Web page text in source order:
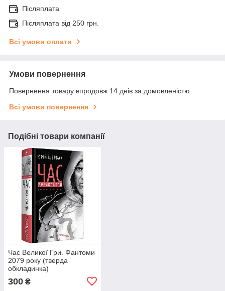
Післяплата
Післяплата від 250 грн.
Всі умови оплати
Умови повернення
Повернення товару впродовж 14 днів за домовленістю
Всі умови повернення
Подібні товари компанії
Час Великої Гри. Фантоми
2079 року (тверда
обкладинка)
300 ₴